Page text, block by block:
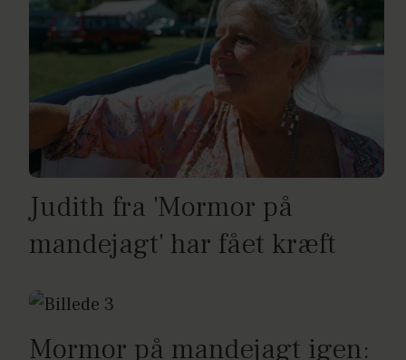
Judith fra 'Mormor på
mandejagt' har fået kræft
Mormor på mandejagt igen: